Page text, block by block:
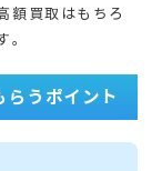
額買取はもちろ
。
らうポイント